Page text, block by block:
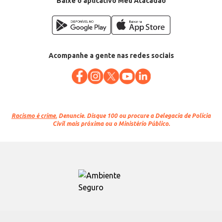
Acompanhe a gente nas redes sociais
Racismo é crime. Denuncie. Disque 100 ou procure a Delegacia de Polícia
Civil mais próxima ou o Ministério Público.